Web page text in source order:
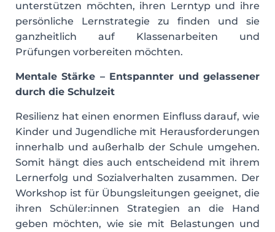
unterstützen möchten, ihren Lerntyp und ihre
persönliche Lernstrategie zu finden und sie
ganzheitlich auf Klassenarbeiten und
Prüfungen vorbereiten möchten.
Mentale Stärke – Entspannter und gelassener
durch die Schulzeit
Resilienz hat einen enormen Einfluss darauf, wie
Kinder und Jugendliche mit Herausforderungen
innerhalb und außerhalb der Schule umgehen.
Somit hängt dies auch entscheidend mit ihrem
Lernerfolg und Sozialverhalten zusammen. Der
Workshop ist für Übungsleitungen geeignet, die
ihren Schüler:innen Strategien an die Hand
geben möchten, wie sie mit Belastungen und